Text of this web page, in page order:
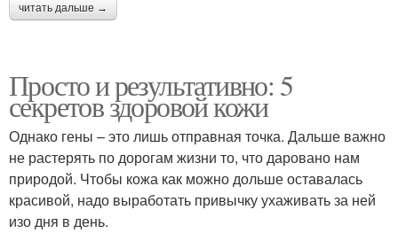
читать дальше →
Просто и результативно: 5
секретов здоровой кожи
Однако гены – это лишь отправная точка. Дальше важно
не растерять по дорогам жизни то, что даровано нам
природой. Чтобы кожа как можно дольше оставалась
красивой, надо выработать привычку ухаживать за ней
изо дня в день.